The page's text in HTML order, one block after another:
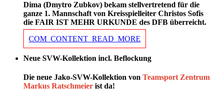
Dima (Dmytro Zubkov) bekam stellvertretend für die
ganze 1. Mannschaft von Kreisspielleiter Christos Sofis
die FAIR IST MEHR URKUNDE des DFB überreicht.
COM_CONTENT_READ_MORE
Neue SVW-Kollektion incl. Beflockung
Die neue Jako-SVW-Kollektion von Teamsport Zentrum
Markus Ratschmeier ist da!